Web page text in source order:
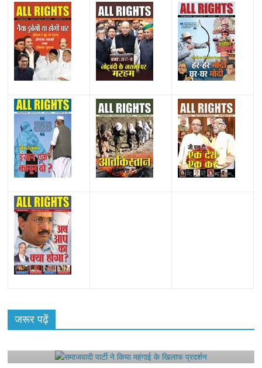
जरूर पढ़ें
राजनीतिक
समाजवादी पार्टी ने किया महंगाई के खिलाफ प्रदर्शन